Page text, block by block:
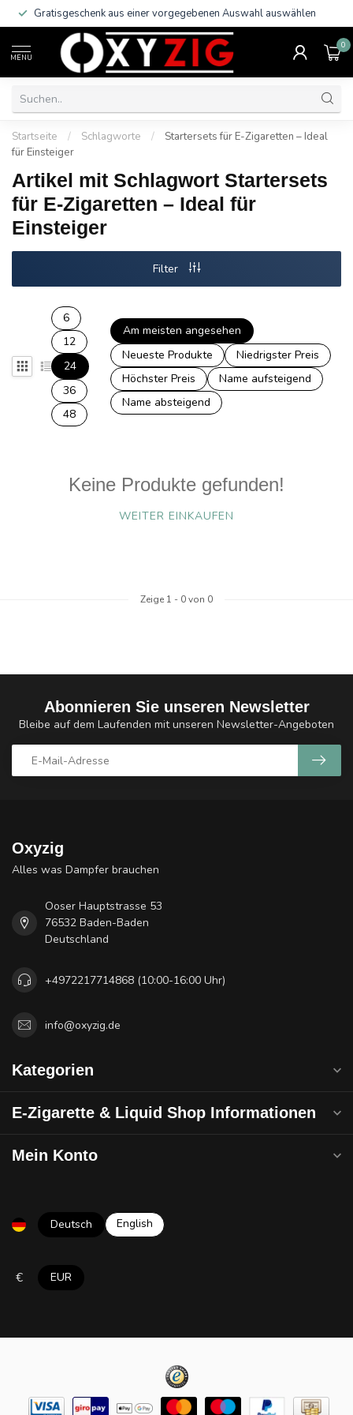
Gratisgeschenk aus einer vorgegebenen Auswahl auswählen
MENU
0
Startseite / Schlagworte /
Startersets für E-Zigaretten – Ideal
für Einsteiger
Artikel mit Schlagwort Startersets
für E-Zigaretten – Ideal für
Einsteiger
Filter
6
12
24
36
48
Am meisten angesehen
Neueste Produkte
Niedrigster Preis
Höchster Preis
Name aufsteigend
Name absteigend
Keine Produkte gefunden!
WEITER EINKAUFEN
Zeige 1 - 0von 0
Abonnieren Sie unseren Newsletter
Bleibe auf dem Laufenden mit unseren Newsletter-Angeboten
Oxyzig
Alles was Dampfer brauchen
Ooser Hauptstrasse 53
76532 Baden-Baden
Deutschland
+4972217714868 (10:00-16:00 Uhr)
info@oxyzig.de
Kategorien
E-Zigarette & Liquid Shop Informationen
Mein Konto
Deutsch English
€ EUR